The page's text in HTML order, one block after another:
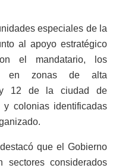
especiales de la
al apoyo estratégico
el mandatario, los
en zonas de alta
12 de la ciudad de
y colonias identificadas
que el Gobierno
considerados